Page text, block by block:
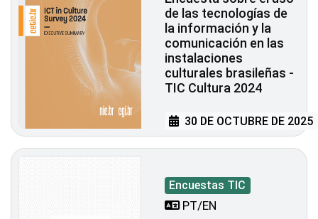
de las tecnologías de
la información y la
comunicación en las
instalaciones
culturales brasileñas -
TIC Cultura 2024
30 DE OCTUBRE DE 2025
Encuestas TIC
PT/EN